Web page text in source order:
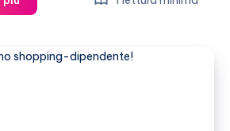
Campbell,
a